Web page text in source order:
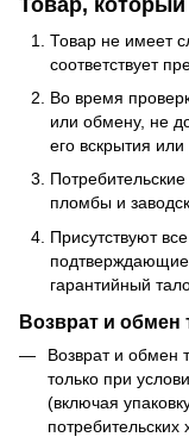
Товар,
Товар не имеет
соответствует
Во время
или обмену, не
его вскрытия или
пломбы и
Присутствуют
подтверждающие
гарантийный
Возврат и обмен
Возврат и обмен
только при
(включая
потребительских